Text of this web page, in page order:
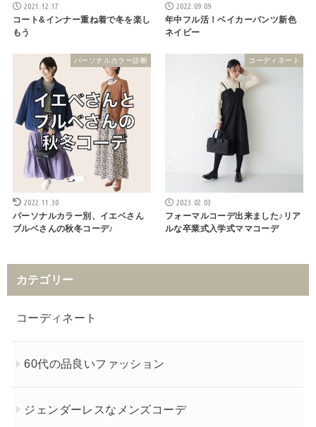
2021.12.17
コート&インナー重ね着で冬を楽し
もう
2022.09.09
年中フル活！ベイカーパンツ新色
ネイビー
パーソナルカラー診断
2022.11.30
パーソナルカラー別、イエベさん
ブルベさんの秋冬コーデ♪
コーディネート
2023.02.03
フォーマルコーデ出来ました♪リア
ルな卒業式入学式ママコーデ
カテゴリー
コーディネート
60代の品良いファッション
ジェンダーレスなメンズコーデ